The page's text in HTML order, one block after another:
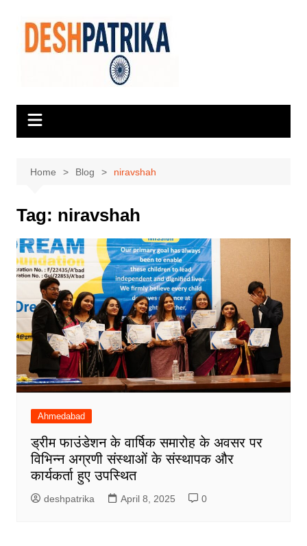
content
Home Blog niravshah
Tag: niravshah
Ahmedabad
ड्रीम फाउंडेशन के वार्षिक समारोह के अवसर पर
विभिन्न अग्रणी संस्थाओं के संस्थापक और
कार्यकर्ता हुए उपस्थित
deshpatrika April 8, 2025 0